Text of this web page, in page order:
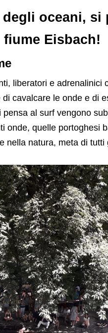
oceani, si
Eisbach!
liberatori e adrenalinici
cavalcare le onde e di
al surf vengono
onde, quelle portoghesi
nella natura, meta di tutti